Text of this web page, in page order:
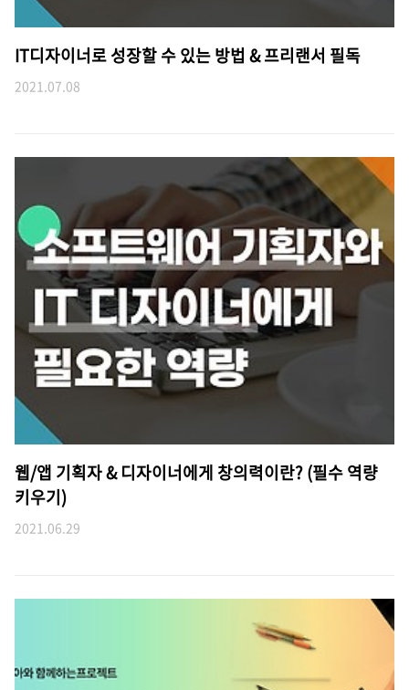
IT디자이너로 성장할 수 있는 방법 & 프리랜서 필독
2021.07.08
웹/앱 기획자 & 디자이너에게 창의력이란? (필수 역량
키우기)
2021.06.29